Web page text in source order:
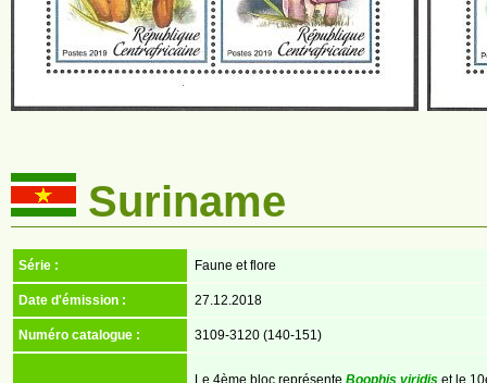
Suriname
Série : Faune et flore
Date d'émission : 27.12.2018
Numéro catalogue : 3109-3120 (140-151)
Le 4ème bloc représente Boophis viridis et le